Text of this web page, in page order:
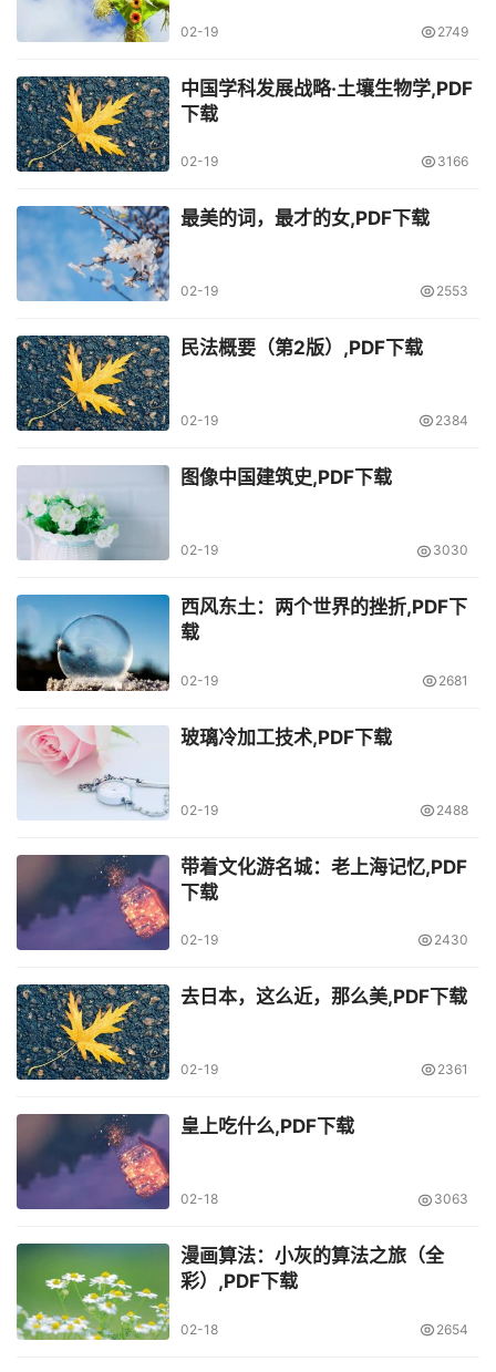
02-19 2749
中国学科发展战略·土壤生物学,PDF
下载
02-19 3166
最美的词，最才的女,PDF下载
02-19 2553
民法概要（第2版）,PDF下载
02-19 2384
图像中国建筑史,PDF下载
02-19 3030
西风东土：两个世界的挫折,PDF下
载
02-19 2681
玻璃冷加工技术,PDF下载
02-19 2488
带着文化游名城：老上海记忆,PDF
下载
02-19 2430
去日本，这么近，那么美,PDF下载
02-19 2361
皇上吃什么,PDF下载
02-18 3063
漫画算法：小灰的算法之旅（全
彩）,PDF下载
02-18 2654